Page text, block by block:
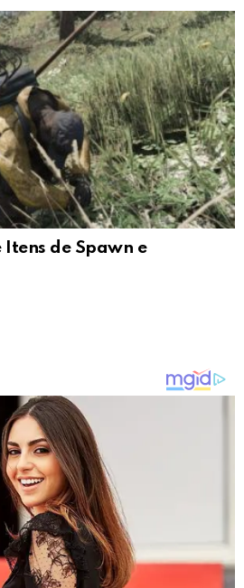
Itens de Spawn e